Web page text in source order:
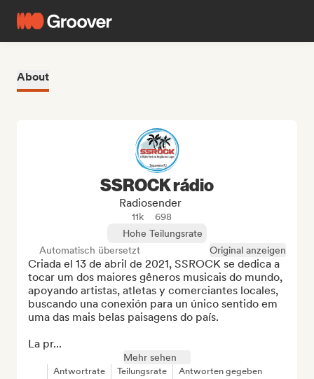
About
SSROCK rádio
Radiosender
11k
698
Hohe Teilungsrate
Automatisch übersetzt
Original anzeigen
Criada el 13 de abril de 2021, SSROCK se dedica a
tocar um dos maiores gêneros musicais do mundo,
apoyando artistas, atletas y comerciantes locales,
buscando una conexión para un único sentido em
uma das mais belas paisagens do país.
La pr...
Mehr sehen
Antwortrate Teilungsrate Antworten gegeben